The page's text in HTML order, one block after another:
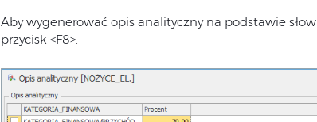
Aby wygenerować opis analityczny na podstawie
przycisk <F8>.